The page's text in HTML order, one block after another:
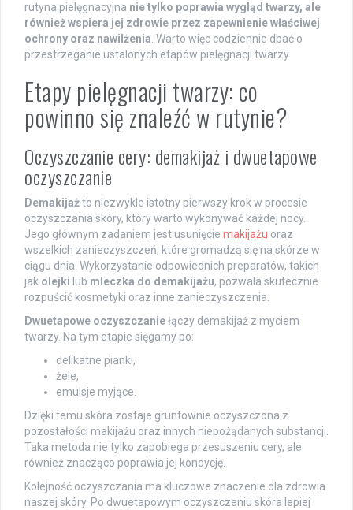
rutyna pielęgnacyjna nie tylko poprawia wygląd twarzy, ale
również wspiera jej zdrowie przez zapewnienie właściwej
ochrony oraz nawilżenia. Warto więc codziennie dbać o
przestrzeganie ustalonych etapów pielęgnacji twarzy.
Etapy pielęgnacji twarzy: co
powinno się znaleźć w rutynie?
Oczyszczanie cery: demakijaż i dwuetapowe
oczyszczanie
Demakijażto niezwykle istotny pierwszy krok w procesie
oczyszczania skóry, który warto wykonywać każdej nocy.
Jego głównym zadaniem jest usunięcie makijażu oraz
wszelkich zanieczyszczeń, które gromadzą się na skórze w
ciągu dnia. Wykorzystanie odpowiednich preparatów, takich
jak olejki lub mleczka do demakijażu, pozwala skutecznie
rozpuścić kosmetyki oraz inne zanieczyszczenia.
Dwuetapowe oczyszczaniełączy demakijaż z myciem
twarzy. Na tym etapie sięgamy po:
delikatne pianki,
żele,
emulsje myjące.
Dzięki temu skóra zostaje gruntownie oczyszczona z
pozostałości makijażu oraz innych niepożądanych substancji.
Taka metoda nie tylko zapobiega przesuszeniu cery, ale
również znacząco poprawia jej kondycję.
Kolejność oczyszczania ma kluczowe znaczenie dla zdrowia
naszej skóry. Po dwuetapowym oczyszczeniu skóra lepiej